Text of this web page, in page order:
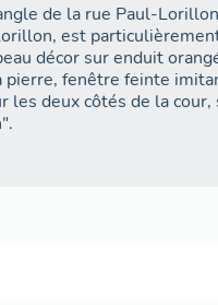
de la rue Paul-
est
décor sur enduit
fenêtre feinte
les deux côtés de la